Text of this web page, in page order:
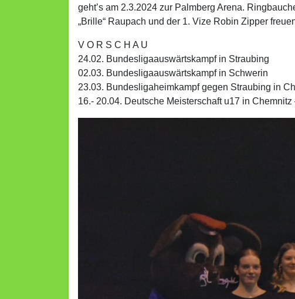
geht’s am 2.3.2024 zur Palmberg Arena.
„Brille“ Raupach und der 1. Vize Robin Zipper
V O R S C H A U
24.02. Bundesligaauswärtskampf in Straubing
02.03. Bundesligaauswärtskampf in Schwerin
23.03. Bundesligaheimkampf gegen Straubing in
16.- 20.04. Deutsche Meisterschaft u17 in